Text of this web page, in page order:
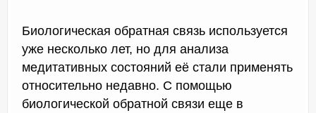
Биологическая обратная связь используется
уже несколько лет, но для анализа
медитативных состояний её стали применять
относительно недавно. С помощью
биологической обратной связи еще в